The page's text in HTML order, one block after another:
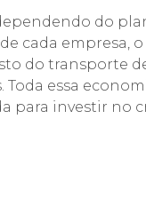
do
cada empresa,
do transporte
essa
para investir no